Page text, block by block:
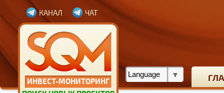
ИНВЕСТ-МОНИТОРИНГ
КАНАЛ ЧАТ